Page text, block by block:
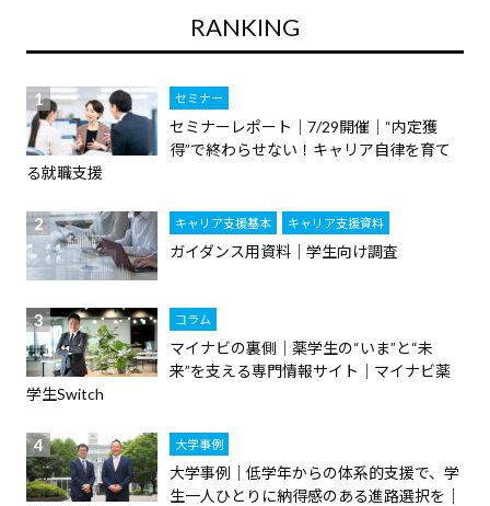
RANKING
セミナー
セミナーレポート｜7/29開催｜“内定獲
得”で終わらせない！キャリア自律を育て
る就職支援
キャリア支援基本 キャリア支援資料
ガイダンス用資料｜学生向け調査
コラム
マイナビの裏側｜薬学生の“いま”と“未
来”を支える専門情報サイト｜マイナビ薬
学生Switch
大学事例
大学事例｜低学年からの体系的支援で、学
生一人ひとりに納得感のある進路選択を｜